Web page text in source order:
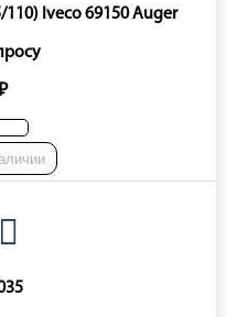
Iveco 69150 Auger